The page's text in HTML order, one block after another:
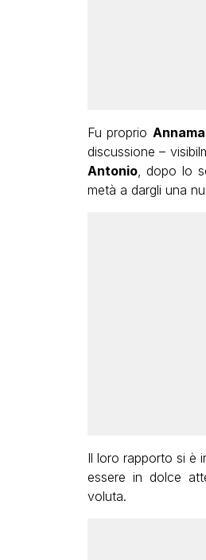
Fu proprio
discussione –
Antonio, dopo lo
metà a dargli una
Il loro rapporto si è
essere in dolce
voluta.